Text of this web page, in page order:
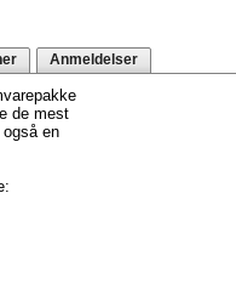
Anmeldelser
de mest
en